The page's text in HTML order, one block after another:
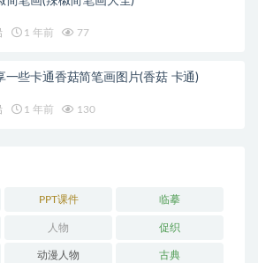
1 年前 77
一些卡通香菇简笔画图片(香菇 卡通)
1 年前 130
PPT课件 临摹
人物 促织
动漫人物 古典